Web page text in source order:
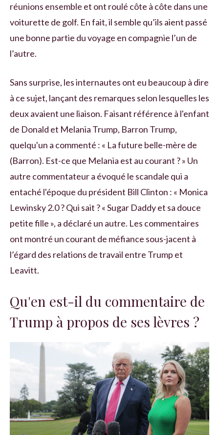
réunions ensemble et ont roulé côte à côte dans une
voiturette de golf. En fait, il semble qu’ils aient passé
une bonne partie du voyage en compagnie l’un de
l’autre.
Sans surprise, les internautes ont eu beaucoup à dire
à ce sujet, lançant des remarques selon lesquelles les
deux avaient une liaison. Faisant référence à l'enfant
de Donald et Melania Trump, Barron Trump,
quelqu'un a commenté : « La future belle-mère de
(Barron). Est-ce que Melania est au courant ? » Un
autre commentateur a évoqué le scandale qui a
entaché l'époque du président Bill Clinton : « Monica
Lewinsky 2.0 ? Qui sait ? « Sugar Daddy et sa douce
petite fille », a déclaré un autre. Les commentaires
ont montré un courant de méfiance sous-jacent à
l’égard des relations de travail entre Trump et
Leavitt.
Qu'en est-il du commentaire de
Trump à propos de ses lèvres ?